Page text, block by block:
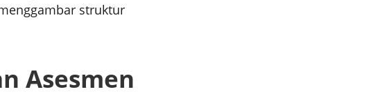
struktur
Asesmen